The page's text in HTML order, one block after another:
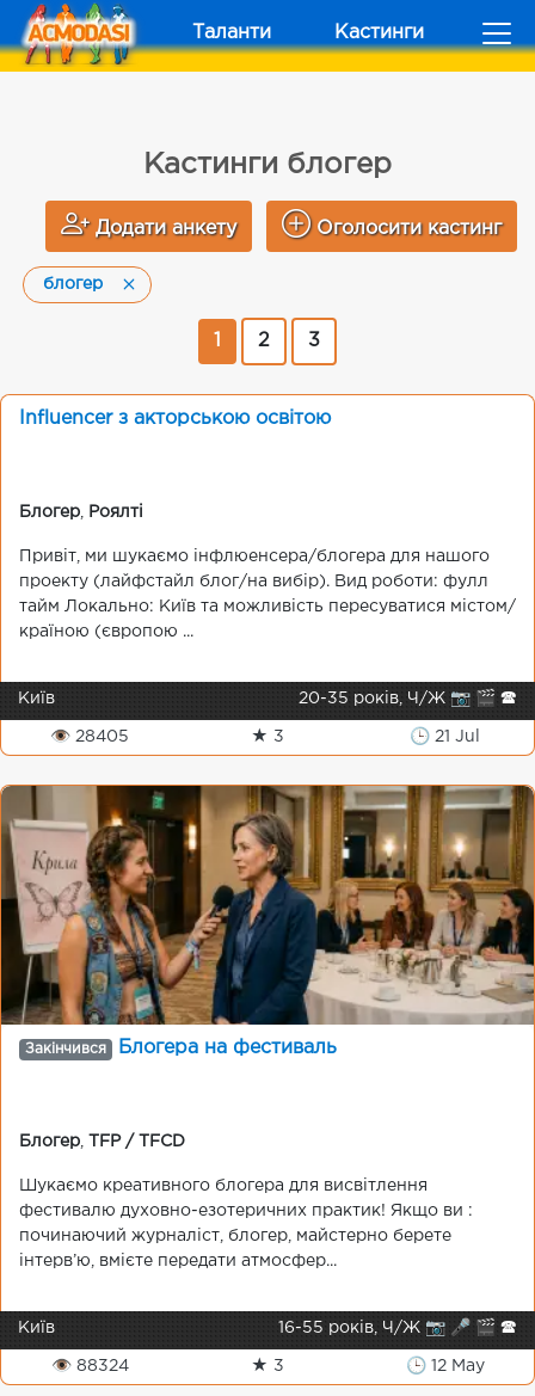
Таланти Кастинги
Кастинги блогер
Додати анкету Оголосити кастинг
блогер
2 3
Influencer з акторською освітою
Блогер Роялті
Привіт, ми шукаємо інфлюенсера/блогера для нашого
проекту (лайфстайл блог/на вибір). Вид роботи: фулл
тайм Локально: Київ та можливість пересуватися містом/
країною (європою ...
Київ 20-35 років, Ч/Ж 📷 🎬 🕿
👁 28405 ★ 3 🕒 21 Jul
Закінчився Блогера на фестиваль
Блогер TFP / TFCD
Шукаємо креативного блогера для висвітлення
фестивалю духовно-езотеричних практик! Якщо ви :
починаючий журналіст, блогер, майстерно берете
інтерв’ю, вмієте передати атмосфер...
Київ 16-55 років, Ч/Ж 📷 🎤 🎬 🕿
👁 88324 ★ 3 🕒 12 May